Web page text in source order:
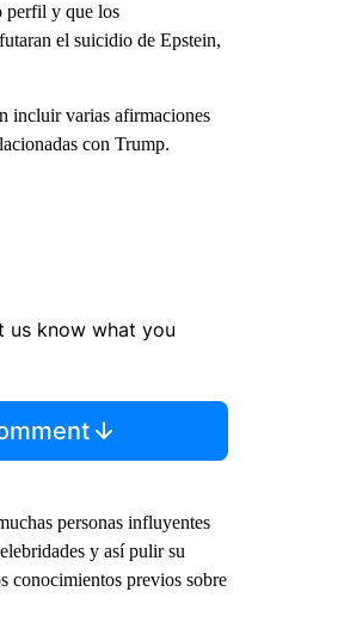
perfil y que los
el suicidio de Epstein,
incluir varias afirmaciones
con Trump.
us know what you
personas influyentes
y así pulir su
conocimientos previos sobre